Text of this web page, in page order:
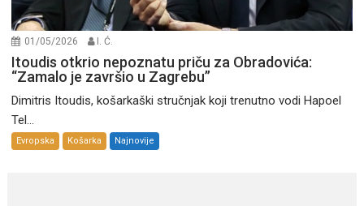
01/05/2026 I. Ć.
Itoudis otkrio nepoznatu priču za Obradovića:
“Zamalo je završio u Zagrebu”
Dimitris Itoudis, košarkaški stručnjak koji trenutno vodi Hapoel
Tel...
Evropska Košarka Najnovije